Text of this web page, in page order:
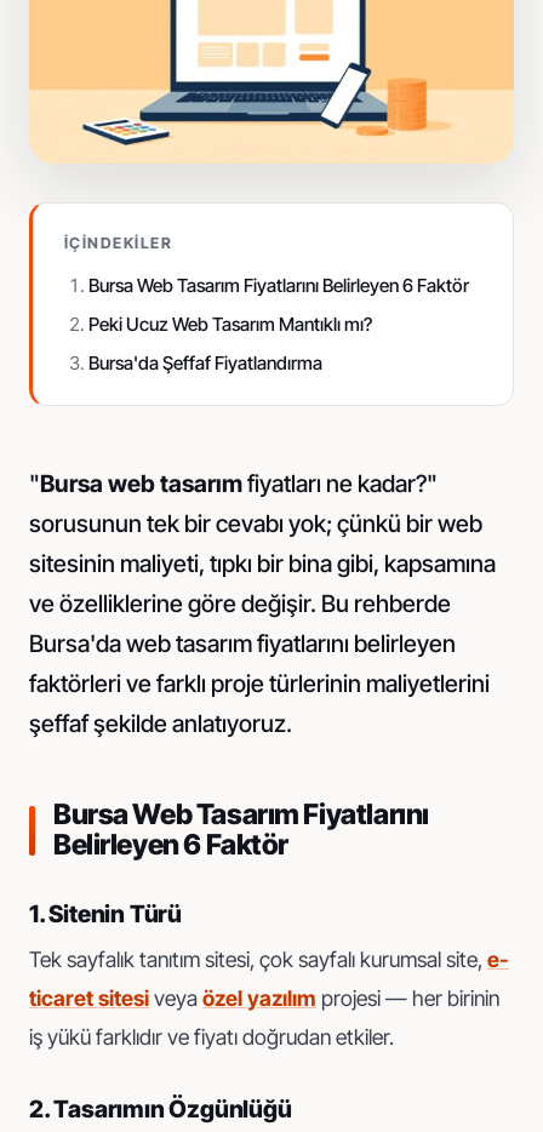
Sosyal Medya
İçerik üretimi ve reklam yönetimi
İÇINDEKILER
Bursa Web Tasarım Fiyatlarını Belirleyen 6 Faktör
Peki Ucuz Web Tasarım Mantıklı mı?
Bursa'da Şeffaf Fiyatlandırma
"Bursa web tasarımfiyatları ne kadar?"
sorusunun tek bir cevabı yok; çünkü bir web
sitesinin maliyeti, tıpkı bir bina gibi, kapsamına
ve özelliklerine göre değişir. Bu rehberde
Bursa'da web tasarım fiyatlarını belirleyen
faktörleri ve farklı proje türlerinin maliyetlerini
şeffaf şekilde anlatıyoruz.
Bursa Web Tasarım Fiyatlarını
Belirleyen 6 Faktör
1. Sitenin Türü
Tek sayfalık tanıtım sitesi, çok sayfalı kurumsal site, e-
ticaret sitesiveyaözel yazılım projesi — her birinin
iş yükü farklıdır ve fiyatı doğrudan etkiler.
2. Tasarımın Özgünlüğü